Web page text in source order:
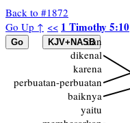
Back to #1872
Go Up ↑ << 1 Timothy 5:10
dan
dikenal
karena
perbuatan-perbuatan
baiknya
yaitu